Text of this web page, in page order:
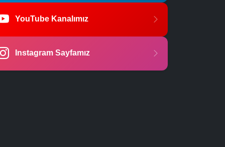
YouTube Kanalımız
Instagram Sayfamız